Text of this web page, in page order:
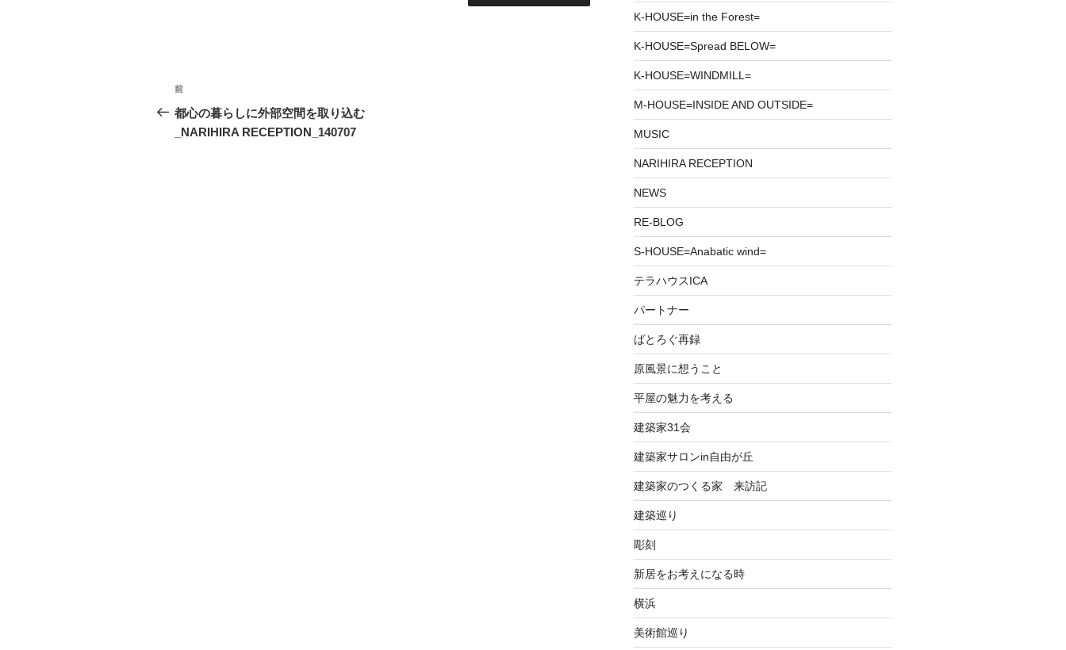
投
稿
ナ
前
の
投
前
都心の暮らしに外部空間を取り込む
_NARIHIRA RECEPTION_140707
K-HOUSE=in the Forest=
K-HOUSE=Spread BELOW=
K-HOUSE=WINDMILL=
M-HOUSE=INSIDE AND OUTSIDE=
MUSIC
NARIHIRA RECEPTION
NEWS
RE-BLOG
S-HOUSE=Anabatic wind=
テラハウスICA
パートナー
ばとろぐ再録
原風景に想うこと
平屋の魅力を考える
建築家31会
建築家サロンin自由が丘
建築家のつくる家 来訪記
建築巡り
彫刻
新居をお考えになる時
横浜
美術館巡り